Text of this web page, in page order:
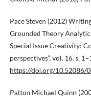
Pace Steven (2012)
Grounded Theory
Special Issue Creativity:
perspectives”, vol. 16, s.
https://doi.org/10.52086/
Patton Michael Quinn